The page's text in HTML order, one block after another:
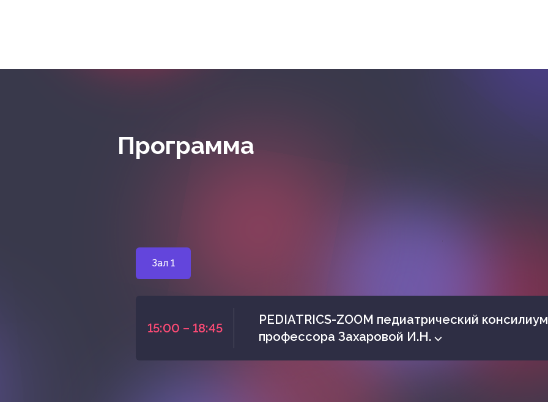
Программа
Зал 1
15:00 – 18:45
PEDIATRICS-ZOOM педиатрический консилиум
профессора Захаровой И.Н. ⌵